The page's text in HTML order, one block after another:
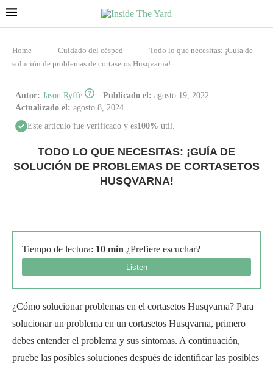
Home – Cuidado del césped –
Todo lo que necesitas: ¡Guía de
solución de problemas de cortasetos Husqvarna!
Autor: Jason Ryffe Publicado el: agosto 19, 2022
Actualizado el: agosto 8, 2024
Este artículo fue verificado y es100% útil.
TODO LO QUE NECESITAS: ¡GUÍA DE
SOLUCIÓN DE PROBLEMAS DE CORTASETOS
HUSQVARNA!
Tiempo de lectura: 10 min ¿Prefiere escuchar?
¿Cómo solucionar problemas en el cortasetos Husqvarna? Para
solucionar un problema en un cortasetos Husqvarna, primero
debes entender el problema y sus síntomas. A continuación,
pruebe las posibles soluciones después de identificar las posibles